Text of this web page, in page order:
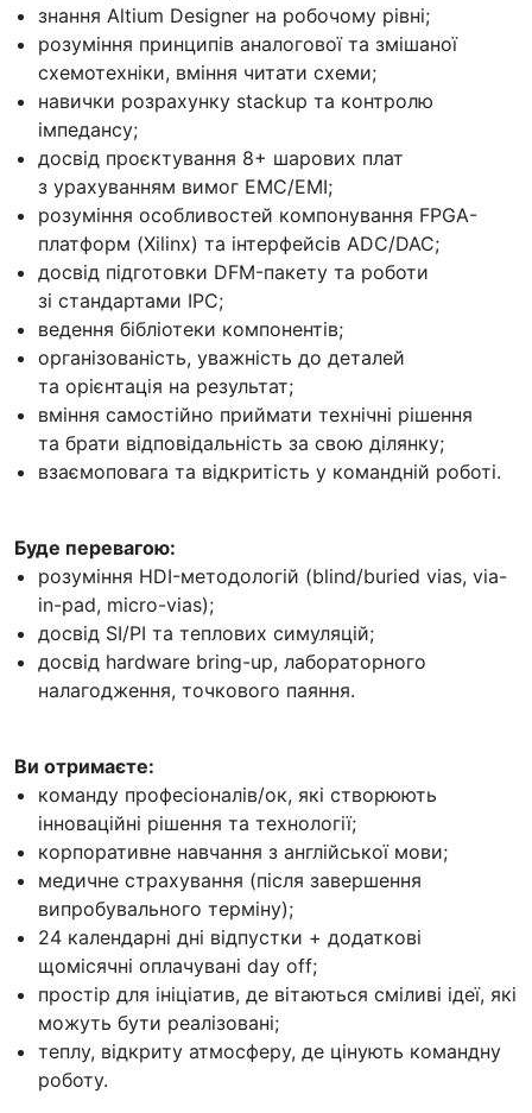
знання Altium Designer на робочому рівні;
розуміння принципів аналогової та змішаної
схемотехніки, вміння читати схеми;
навички розрахунку stackup та контролю
імпедансу;
досвід проєктування 8+ шарових плат
з урахуванням вимог EMC/EMI;
розуміння особливостей компонування FPGA-
платформ (Xilinx) та інтерфейсів ADC/DAC;
досвід підготовки DFM-пакету та роботи
зі стандартами IPC;
ведення бібліотеки компонентів;
організованість, уважність до деталей
та орієнтація на результат;
вміння самостійно приймати технічні рішення
та брати відповідальність за свою ділянку;
взаємоповага та відкритість у командній роботі.
Буде перевагою:
розуміння HDI-методологій (blind/buried vias, via-
in-pad, micro-vias);
досвід SI/PI та теплових симуляцій;
досвід hardware bring-up, лабораторного
налагодження, точкового паяння.
Ви отримаєте:
команду професіоналів/ок, які створюють
інноваційні рішення та технології;
корпоративне навчання з англійської мови;
медичне страхування (після завершення
випробувального терміну);
24 календарні дні відпустки + додаткові
щомісячні оплачувані day off;
простір для ініціатив, де вітаються сміливі ідеї, які
можуть бути реалізовані;
теплу, відкриту атмосферу, де цінують командну
роботу.